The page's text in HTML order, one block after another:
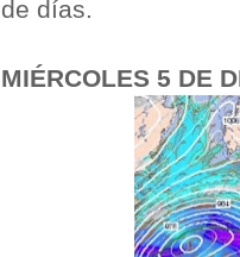
de días.
MIÉRCOLES 5 DE